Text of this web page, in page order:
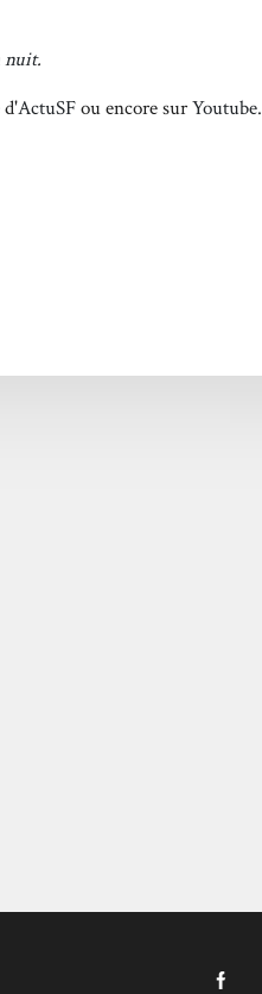
nuit.
d'ActuSFou encore surYoutube.